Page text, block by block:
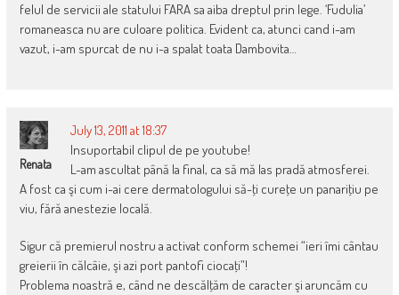
felul de servicii ale statului FARA sa aiba dreptul prin lege. ‘Fudulia’
romaneasca nu are culoare politica. Evident ca, atunci cand i-am
vazut, i-am spurcat de nu i-a spalat toata Dambovita…
Renata
July 13, 2011 at 18:37
Insuportabil clipul de pe youtube!
L-am ascultat până la final, ca să mă las pradă atmosferei.
A fost ca şi cum i-ai cere dermatologului să-ţi cureţe un panariţiu pe
viu, fără anestezie locală.
Sigur că premierul nostru a activat conform schemei “ieri îmi cântau
greierii în călcâie, şi azi port pantofi ciocaţi”!
Problema noastră e, când ne descălţăm de caracter şi aruncăm cu